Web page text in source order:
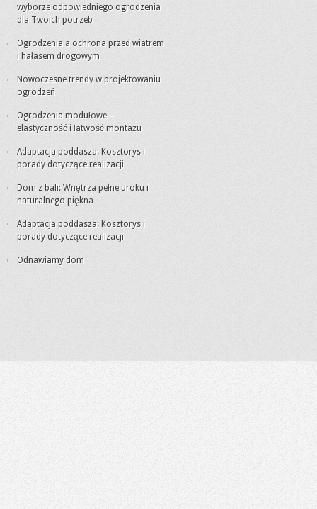
wyborze odpowiedniego ogrodzenia
dla Twoich potrzeb
Ogrodzenia a ochrona przed wiatrem
i hałasem drogowym
Nowoczesne trendy w projektowaniu
ogrodzeń
Ogrodzenia modułowe –
elastyczność i łatwość montażu
Adaptacja poddasza: Kosztorys i
porady dotyczące realizacji
Dom z bali: Wnętrza pełne uroku i
naturalnego piękna
Adaptacja poddasza: Kosztorys i
porady dotyczące realizacji
Odnawiamy dom